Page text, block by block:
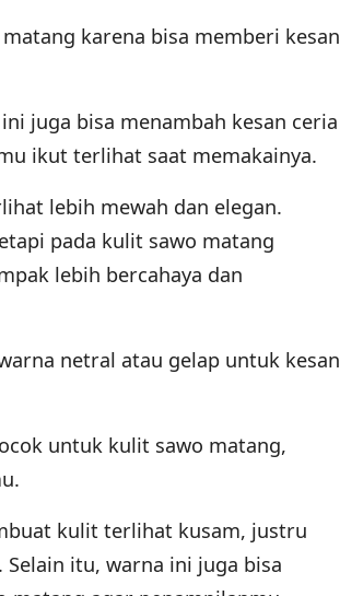
karena bisa memberi kesan
juga bisa menambah kesan ceria
ikut terlihat saat memakainya.
lebih mewah dan elegan.
pada kulit sawo matang
lebih bercahaya dan
netral atau gelap untuk kesan
untuk kulit sawo matang,
kulit terlihat kusam, justru
itu, warna ini juga bisa